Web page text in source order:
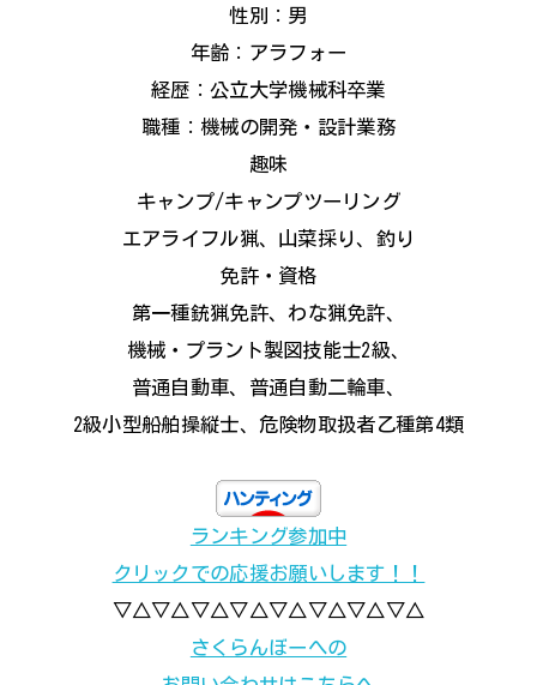
性別：男
年齢：アラフォー
経歴：公立大学機械科卒業
職種：機械の開発・設計業務
趣味
キャンプ/キャンプツーリング
エアライフル猟、山菜採り、釣り
免許・資格
第一種銃猟免許、わな猟免許、
機械・プラント製図技能士2級、
普通自動車、普通自動二輪車、
2級小型船舶操縦士、危険物取扱者乙種第4類
ランキング参加中
クリックでの応援お願いします！！
▽△▽△▽△▽△▽△▽△▽△▽△
さくらんぼーへの